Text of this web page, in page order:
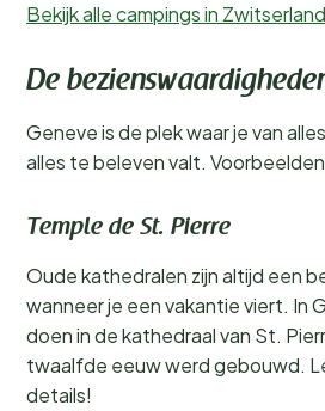
Bekijk alle campings in Zwitserland
De
Geneve is de plek waar je van
alles te beleven valt. Voorbeelden
Temple de St. Pierre
Oude kathedralen zijn altijd een
wanneer je een vakantie viert. In
doen in de kathedraal van St.
twaalfde eeuw werd gebouwd.
details!